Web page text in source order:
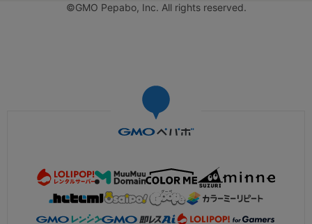
©GMO Pepabo, Inc. All rights reserved.